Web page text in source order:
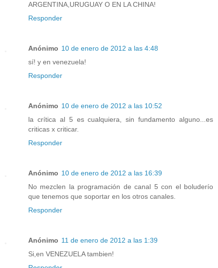
ARGENTINA,URUGUAY O EN LA CHINA!
Responder
Anónimo 10 de enero de 2012 a las 4:48
sí! y en venezuela!
Responder
Anónimo 10 de enero de 2012 a las 10:52
la crítica al 5 es cualquiera, sin fundamento alguno...es
criticas x criticar.
Responder
Anónimo 10 de enero de 2012 a las 16:39
No mezclen la programación de canal 5 con el boluderío
que tenemos que soportar en los otros canales.
Responder
Anónimo 11 de enero de 2012 a las 1:39
Si,en VENEZUELA tambien!